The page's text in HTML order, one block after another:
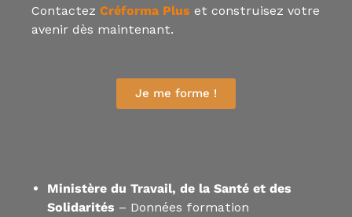
Contactez Créforma Plus et construisez votre
avenir dès maintenant.
Je me forme !
Ministère du Travail, de la Santé et des
Solidarités – Données formation